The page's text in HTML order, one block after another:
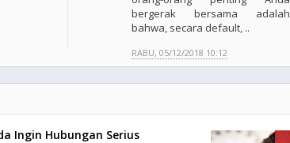
bergerak bersama adalah
bahwa, secara default, ..
RABU, 05/12/2018 10:12
Ingin Hubungan Serius